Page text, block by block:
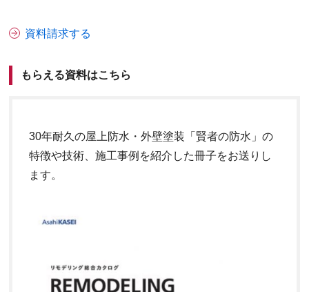
資料請求する
もらえる資料はこちら
30年耐久の屋上防水・外壁塗装「賢者の防水」の
特徴や技術、施工事例を紹介した冊子をお送りし
ます。